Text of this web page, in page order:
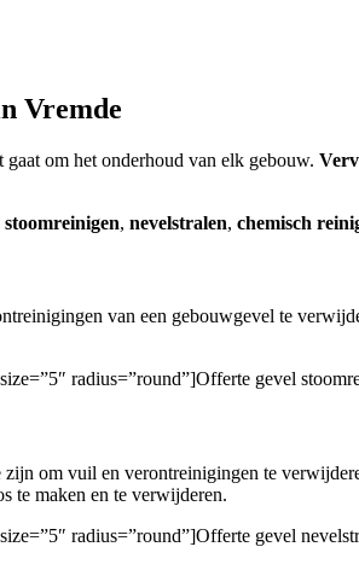
Vremde
om het onderhoud van elk gebouw.
stoomreinigen, nevelstralen, chemisch
van een gebouwgevel te
radius=”round”]Offerte gevel
om vuil en verontreinigingen te
te maken en te verwijderen.
radius=”round”]Offerte gevel